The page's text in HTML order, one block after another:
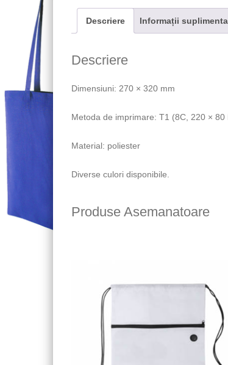
Descriere Informații
Descriere
Dimensiuni: 270 × 320 mm
Metoda de imprimare: T1 (8C, 220 ×
Material: poliester
Diverse culori disponibile.
Produse Asemanatoare